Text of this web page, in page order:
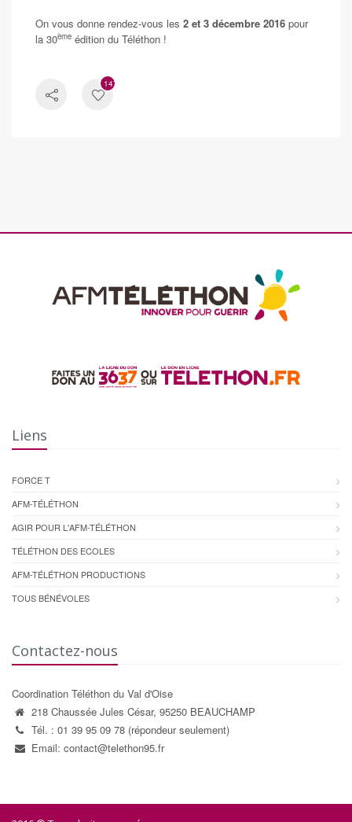
On vous donne rendez-vous les 2 et 3 décembre 2016 pour
la 30ème édition du Téléthon !
1470
Liens
FORCE T
AFM-TÉLÉTHON
AGIR POUR L'AFM-TÉLÉTHON
TÉLÉTHON DES ECOLES
AFM-TÉLÉTHON PRODUCTIONS
TOUS BÉNÉVOLES
Contactez-nous
Coordination Téléthon du Val d'Oise
218 Chaussée Jules César, 95250 BEAUCHAMP
Tél. : 01 39 95 09 78 (répondeur seulement)
Email: contact@telethon95.fr